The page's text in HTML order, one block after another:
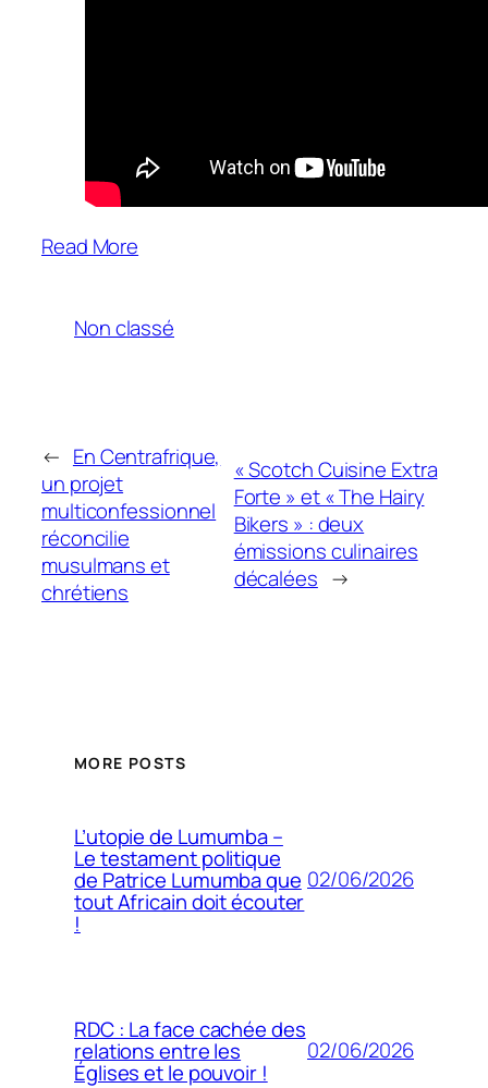
Read More
Non classé
← En Centrafrique,
un projet
multiconfessionnel
réconcilie
musulmans et
chrétiens
« Scotch Cuisine Extra
Forte » et « The Hairy
Bikers » : deux
émissions culinaires
décalées →
MORE POSTS
L’utopie de Lumumba –
Le testament politique
de Patrice Lumumba que
tout Africain doit écouter
!
02/06/2026
RDC : La face cachée des
relations entre les
Églises et le pouvoir !
02/06/2026